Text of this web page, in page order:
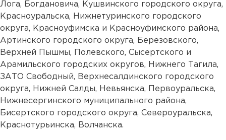
Лога, Богдановича, Кушвинского городского округа,
Красноуральска, Нижнетуринского городского
округа, Красноуфимска и Красноуфимского района,
Артинского городского округа, Березовского,
Верхней Пышмы, Полевского, Сысертского и
Арамильского городских округов, Нижнего Тагила,
ЗАТО Свободный, Верхнесалдинского городского
округа, Нижней Салды, Невьянска, Первоуральска,
Нижнесергинского муниципального района,
Бисертского городского округа, Североуральска,
Краснотурьинска, Волчанска.